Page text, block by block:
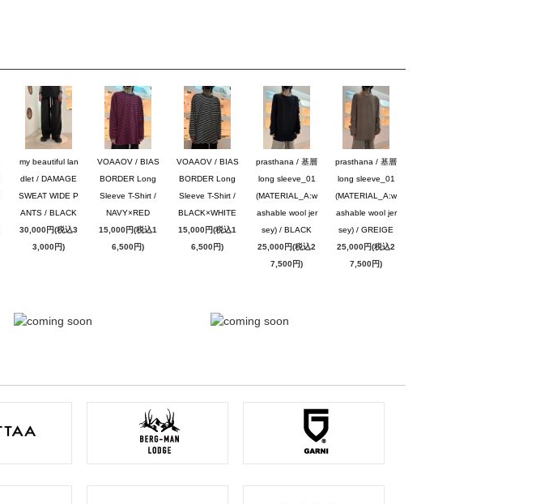
my beautiful lan
dlet / DAMAGE
SWEAT WIDE P
ANTS / BLACK
30,000円(税込3
3,000円)
VOAAOV / BIAS
BORDER Long
Sleeve T-Shirt /
NAVY×RED
15,000円(税込1
6,500円)
VOAAOV / BIAS
BORDER Long
Sleeve T-Shirt /
BLACK×WHITE
15,000円(税込1
6,500円)
prasthana / 基層
long sleeve_01
(MATERIAL_A:w
ashable wool jer
sey) / BLACK
25,000円(税込2
7,500円)
prasthana / 基層
long sleeve_01
(MATERIAL_A:w
ashable wool jer
sey) / GREIGE
25,000円(税込2
7,500円)